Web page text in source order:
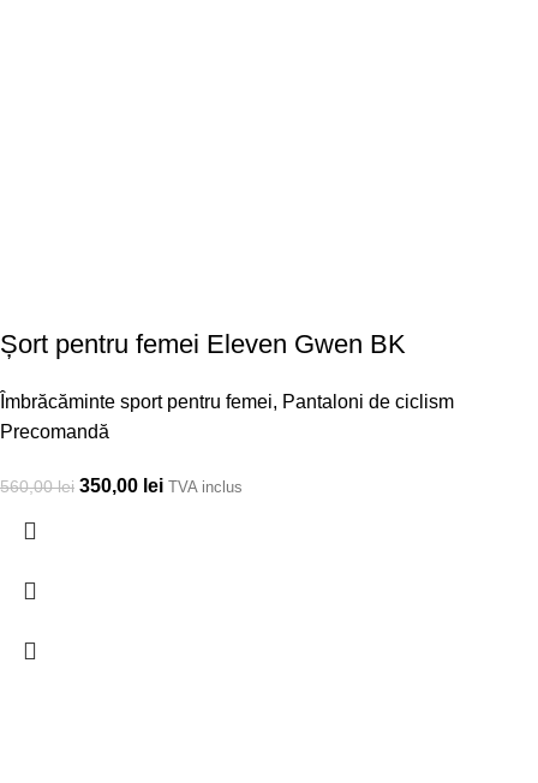
Șort pentru femei Eleven Gwen BK
Îmbrăcăminte sport pentru femei, Pantaloni de ciclism
Precomandă
560,00lei 350,00 lei TVA inclus